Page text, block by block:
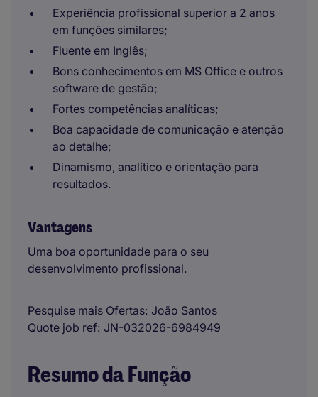
Experiência profissional superior a 2 anos
em funções similares;
Fluente em Inglês;
Bons conhecimentos em MS Office e outros
software de gestão;
Fortes competências analíticas;
Boa capacidade de comunicação e atenção
ao detalhe;
Dinamismo, analítico e orientação para
resultados.
Vantagens
Uma boa oportunidade para o seu
desenvolvimento profissional.
Pesquise mais Ofertas João Santos
Quote job ref JN-032026-6984949
Resumo da Função